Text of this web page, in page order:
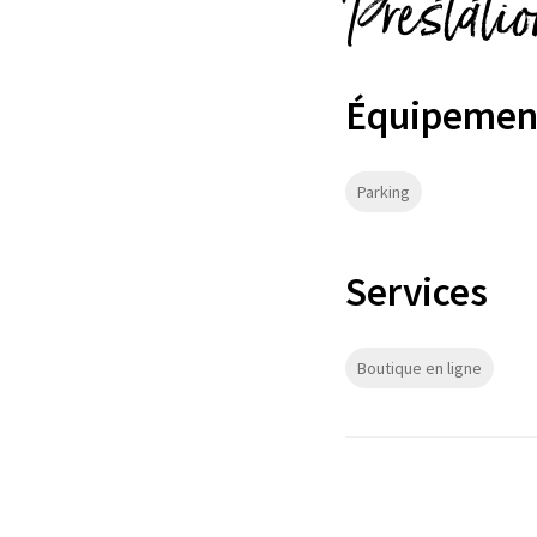
Parking
Services
Boutique en ligne